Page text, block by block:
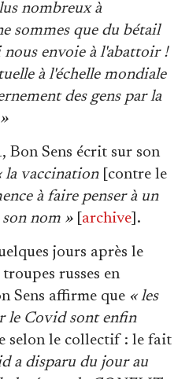
nombreux à
sommes que du bétail
envoie à l'abattoir !
à l'échelle mondiale
des gens par la
Bon Sens écrit sur son
la vaccination[contre le
à faire penser à un
nom »[ archive ].
jours après le
russes en
Sens affirme que « les
le Covid sont enfin
selon le collectif : le fait
a disparu du jour au